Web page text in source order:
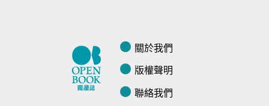
關於我們
版權聲明
聯絡我們